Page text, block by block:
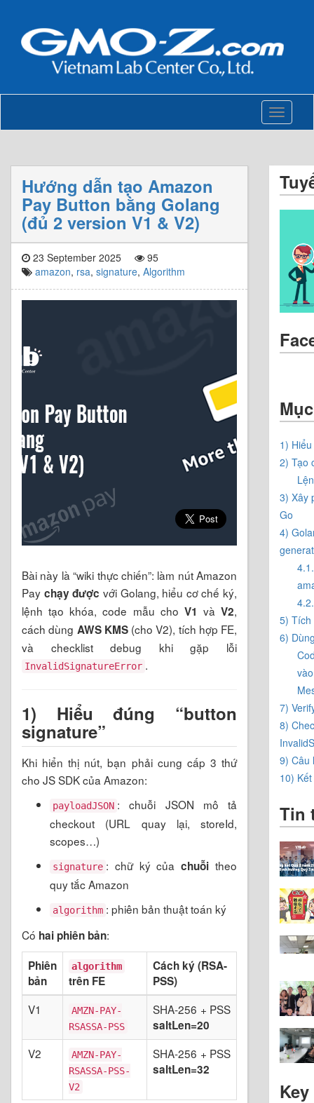
Toggle
Hướng dẫn tạo Amazon
Pay Button bằng Golang
(đủ 2 version V1 & V2)
23 September 2025
95
amazon, rsa, signature, Algorithm
Bài này là “wiki thực chiến”: làm nút Amazon
Pay chạy được với Golang, hiểu cơ chế ký,
lệnh tạo khóa, code mẫu cho V1 và V2,
cách dùng AWS KMS(cho V2), tích hợp FE,
và checklist debug khi gặp lỗi
InvalidSignatureError .
1) Hiểu đúng “button
signature”
Khi hiển thị nút, bạn phải cung cấp 3 thứ
cho JS SDK của Amazon:
payloadJSON : chuỗi JSON mô tả
checkout (URL quay lại, storeId,
scopes…)
signature : chữ ký củachuỗi theo
quy tắc Amazon
algorithm : phiên bản thuật toán ký
Có hai phiên bản:
Phiên
bản
algorithm
trên FE
Cách ký (RSA-
PSS)
V1
AMZN-PAY-
RSASSA-PSS
SHA-256 + PSS
saltLen=20
V2
AMZN-PAY-
RSASSA-PSS-
V2
SHA-256 + PSS
saltLen=32
1)
2) Tạo
3) Xây
Go
4)
5) Tích
6)
7)
8)
9) Câu
10)
Tin